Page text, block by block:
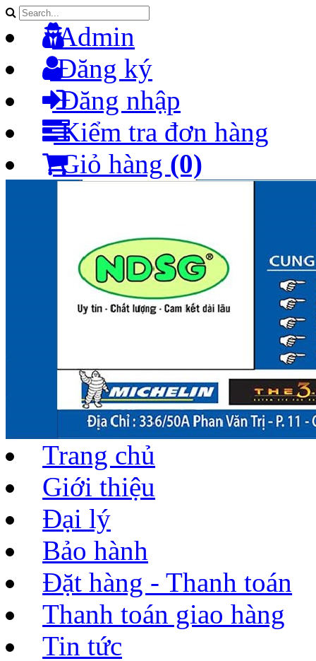
Admin
Đăng ký
Đăng nhập
Kiểm tra đơn hàng
Giỏ hàng (0)
Trang chủ
Giới thiệu
Đại lý
Bảo hành
Đặt hàng - Thanh toán
Thanh toán giao hàng
Tin tức